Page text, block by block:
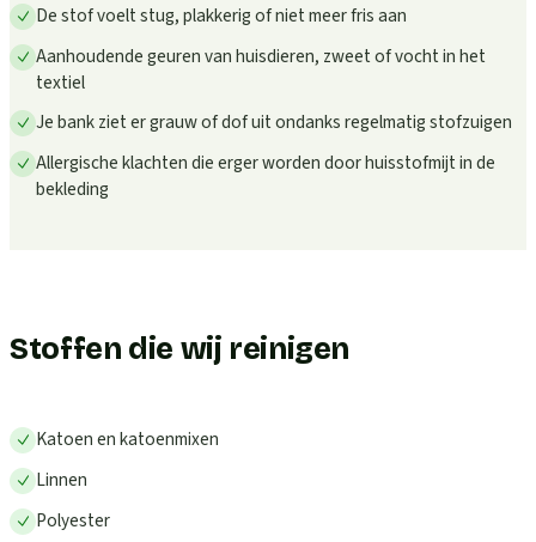
De stof voelt stug, plakkerig of niet meer fris aan
Aanhoudende geuren van huisdieren, zweet of vocht in het
textiel
Je bank ziet er grauw of dof uit ondanks regelmatig stofzuigen
Allergische klachten die erger worden door huisstofmijt in de
bekleding
Stoffen die wij reinigen
Katoen en katoenmixen
Linnen
Polyester